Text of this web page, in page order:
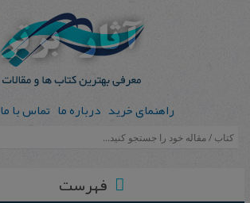
راهنمای خرید درباره ما تماس با ما
فهرست